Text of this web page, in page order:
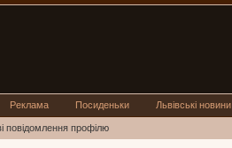
повідомлення профілю
Реклама Посиденьки Львівські новини